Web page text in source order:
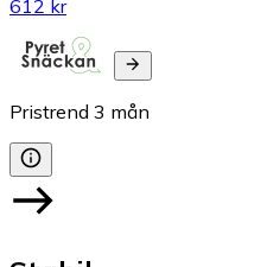
612 kr
Pristrend 3 mån